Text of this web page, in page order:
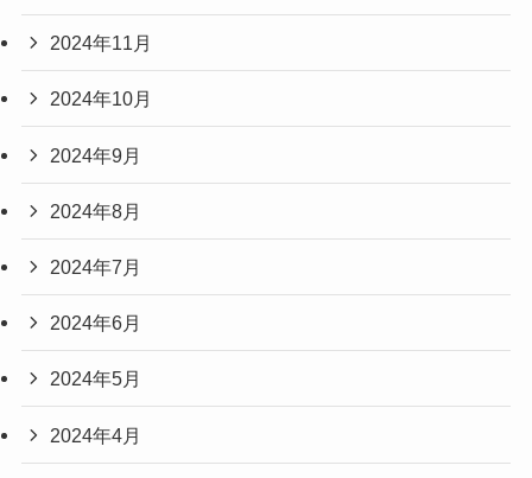
2024年11月
2024年10月
2024年9月
2024年8月
2024年7月
2024年6月
2024年5月
2024年4月